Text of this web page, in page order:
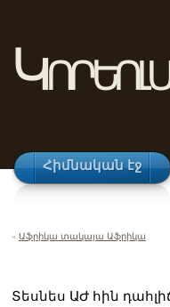
Հիմնական էջ
« Աֆրիկա տակայա Աֆրիկա
Տեսնես ԱԺ հին